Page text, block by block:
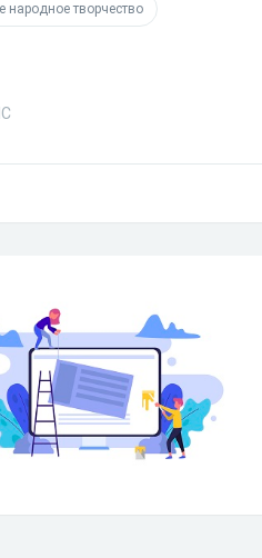
народное творчество